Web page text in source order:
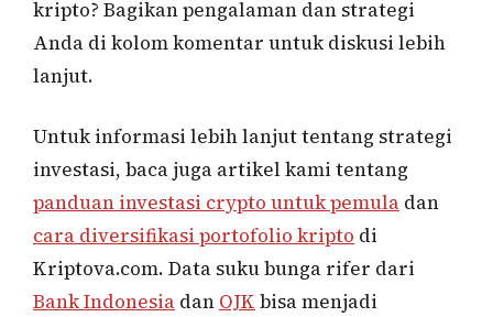
kripto? Bagikan pengalaman dan strategi
Anda di kolom komentar untuk diskusi lebih
lanjut.
Untuk informasi lebih lanjut tentang strategi
investasi, baca juga artikel kami tentang
panduan investasi crypto untuk pemula dan
cara diversifikasi portofolio kripto di
Kriptova.com. Data suku bunga rifer dari
Bank Indonesia dan OJK bisa menjadi